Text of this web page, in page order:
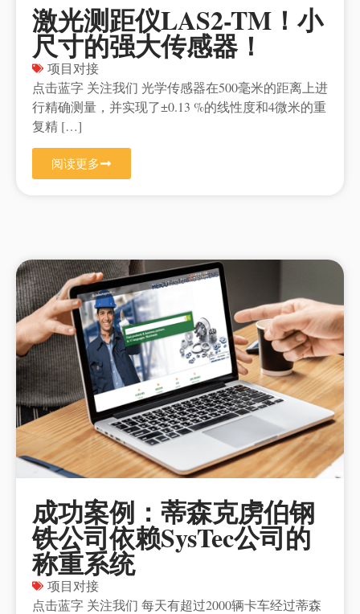
激光测距仪LAS2-TM！小
尺寸的强大传感器！
项目对接
点击蓝字 关注我们 光学传感器在500毫米的距离上进
行精确测量，并实现了±0.13 %的线性度和4微米的重
复精 […]
阅读更多
成功案例：蒂森克虏伯钢
铁公司依赖SysTec公司的
称重系统
项目对接
点击蓝字 关注我们 每天有超过2000辆卡车经过蒂森